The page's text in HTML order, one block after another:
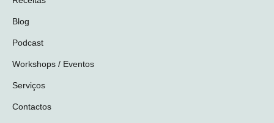
Blog
Podcast
Workshops / Eventos
Serviços
Contactos